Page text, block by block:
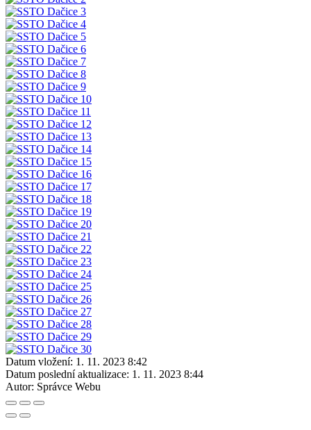
Datum vložení: 1. 11. 2023 8:42
Datum poslední aktualizace: 1. 11. 2023 8:44
Autor: Správce Webu